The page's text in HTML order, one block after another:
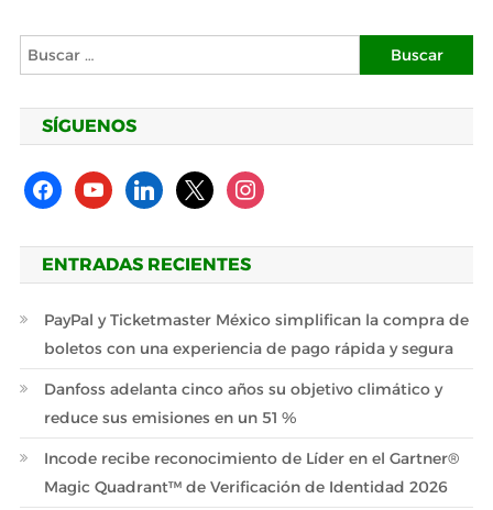
Buscar:
SÍGUENOS
facebookyoutubelinkedin
x instagram
ENTRADAS RECIENTES
PayPal y Ticketmaster México simplifican la compra de
boletos con una experiencia de pago rápida y segura
Danfoss adelanta cinco años su objetivo climático y
reduce sus emisiones en un 51 %
Incode recibe reconocimiento de Líder en el Gartner®
Magic Quadrant™ de Verificación de Identidad 2026